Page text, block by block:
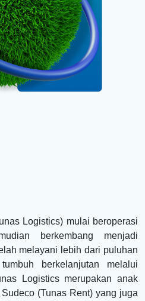
Logistics) mulai beroperasi
berkembang menjadi
melayani lebih dari puluhan
berkelanjutan melalui
Logistics merupakan anak
(Tunas Rent) yang juga